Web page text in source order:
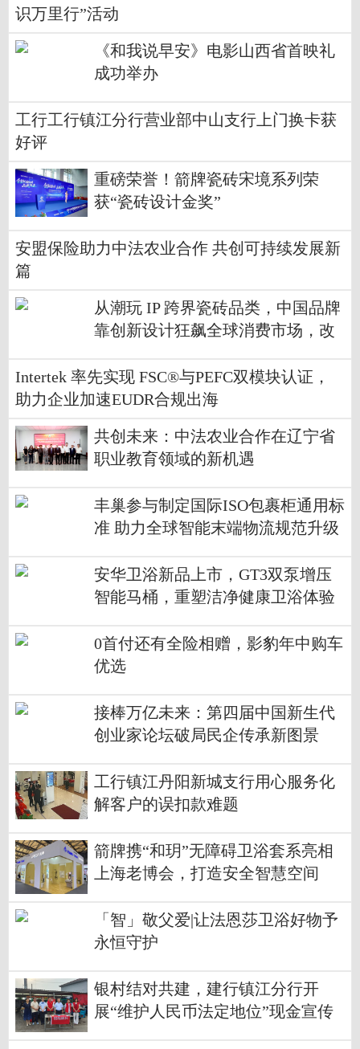
识万里行”活动
《和我说早安》电影山西省首映礼
成功举办
工行工行镇江分行营业部中山支行上门换卡获
好评
重磅荣誉！箭牌瓷砖宋境系列荣
获“瓷砖设计金奖”
安盟保险助力中法农业合作 共创可持续发展新
篇
从潮玩 IP 跨界瓷砖品类，中国品牌
靠创新设计狂飙全球消费市场，改
Intertek 率先实现 FSC®与PEFC双模块认证，
助力企业加速EUDR合规出海
共创未来：中法农业合作在辽宁省
职业教育领域的新机遇
丰巢参与制定国际ISO包裹柜通用标
准 助力全球智能末端物流规范升级
安华卫浴新品上市，GT3双泵增压
智能马桶，重塑洁净健康卫浴体验
0首付还有全险相赠，影豹年中购车
优选
接棒万亿未来：第四届中国新生代
创业家论坛破局民企传承新图景
工行镇江丹阳新城支行用心服务化
解客户的误扣款难题
箭牌携“和玥”无障碍卫浴套系亮相
上海老博会，打造安全智慧空间
「智」敬父爱|让法恩莎卫浴好物予
永恒守护
银村结对共建，建行镇江分行开
展“维护人民币法定地位”现金宣传